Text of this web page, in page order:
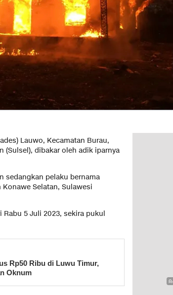
Lauwo, Kecamatan Burau,
(Sulsel), dibakar oleh adik iparnya
sedangkan pelaku bernama
Selatan, Sulawesi
5 Juli 2023, sekira pukul
Rp50 Ribu di Luwu Timur,
Oknum